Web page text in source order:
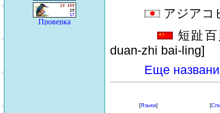
アジアコ
短趾
duan-zhi bai-ling]
Еще
[Языки] [